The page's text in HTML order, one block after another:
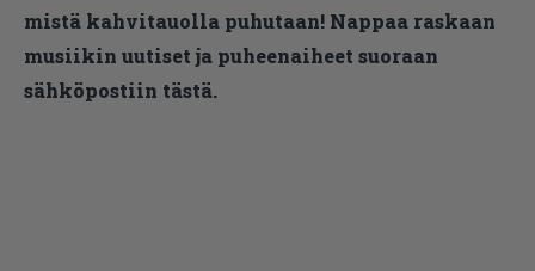
mistä kahvitauolla puhutaan! Nappaa raskaan
musiikin uutiset ja puheenaiheet suoraan
sähköpostiin tästä.